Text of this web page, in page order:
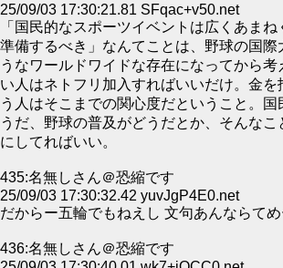
25/09/03 17:30:21.81 SFqac+v50.net
「国民的なスポーツイベントは広くあま
準備するべき」なんてことは、野球の国際
うなワールドワイドな存在になってから考
い人はネトフリ加入すればいいだけ。金を
う人はそこまでの関心度だということ。
うだ、野球の普及がどうだとか、そんな
にしてればいい。
435:名無しさん＠恐縮です
25/09/03 17:30:32.42 yuvJgP4E0.net
だからー五輪でもねえし 文句あんならて
436:名無しさん＠恐縮です